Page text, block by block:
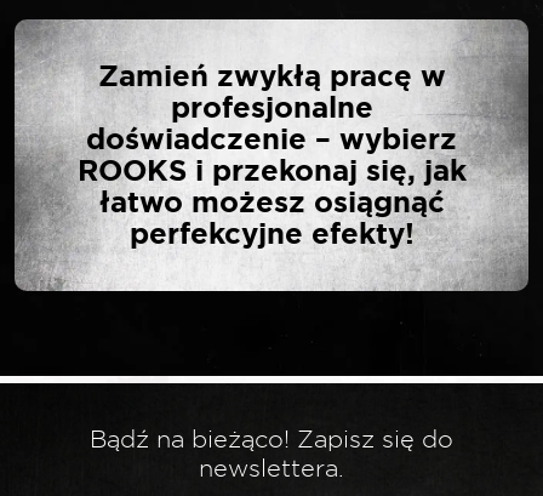
NAPISZ PIERWSZĄ
OPINIĘ O „ROOKS
NOŻYCE DO BLACHY
LEWE 250 MM CRV-TIN”
Twój adres email nie zostanie opublikowany.
Wymagane pola są oznaczone
*
Twoja opinia*
Zamień zwykłą pracę w
profesjonalne
doświadczenie – wybierz
ROOKS i przekonaj się, jak
łatwo możesz osiągnąć
perfekcyjne efekty!
Bądź na bieżąco! Zapisz się do
newslettera.